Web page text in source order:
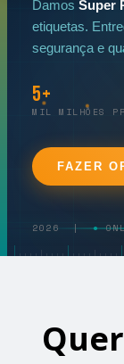
Damos Super
etiquetas.
segurança e
5+
MIL MILHÕES
FAZER
2026 |●